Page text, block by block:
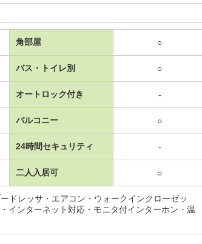
角部屋 ○
バス・トイレ別 ○
オートロック付き -
バルコニー ○
24時間セキュリティ -
二人入居可 ○
ドレッサ・エアコン・ウォークインクローゼッ
インターネット対応・モニタ付インターホン・温